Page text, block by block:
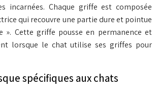
incarnées. Chaque griffe est composée
qui recouvre une partie dure et pointue
». Cette griffe pousse en permanence et
lorsque le chat utilise ses griffes pour
spécifiques aux chats